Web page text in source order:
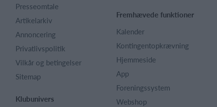
Presseomtale
Artikelarkiv
Annoncering
Privatlivspolitik
Vilkår og betingelser
Sitemap
Klubunivers
Fremhævede funktioner
Kalender
Kontingentopkrævning
Hjemmeside
App
Foreningssystem
Webshop